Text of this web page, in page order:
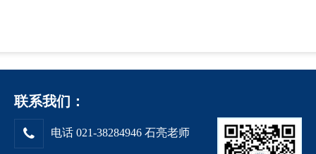
联系我们：
电话 021-38284946 石亮老师